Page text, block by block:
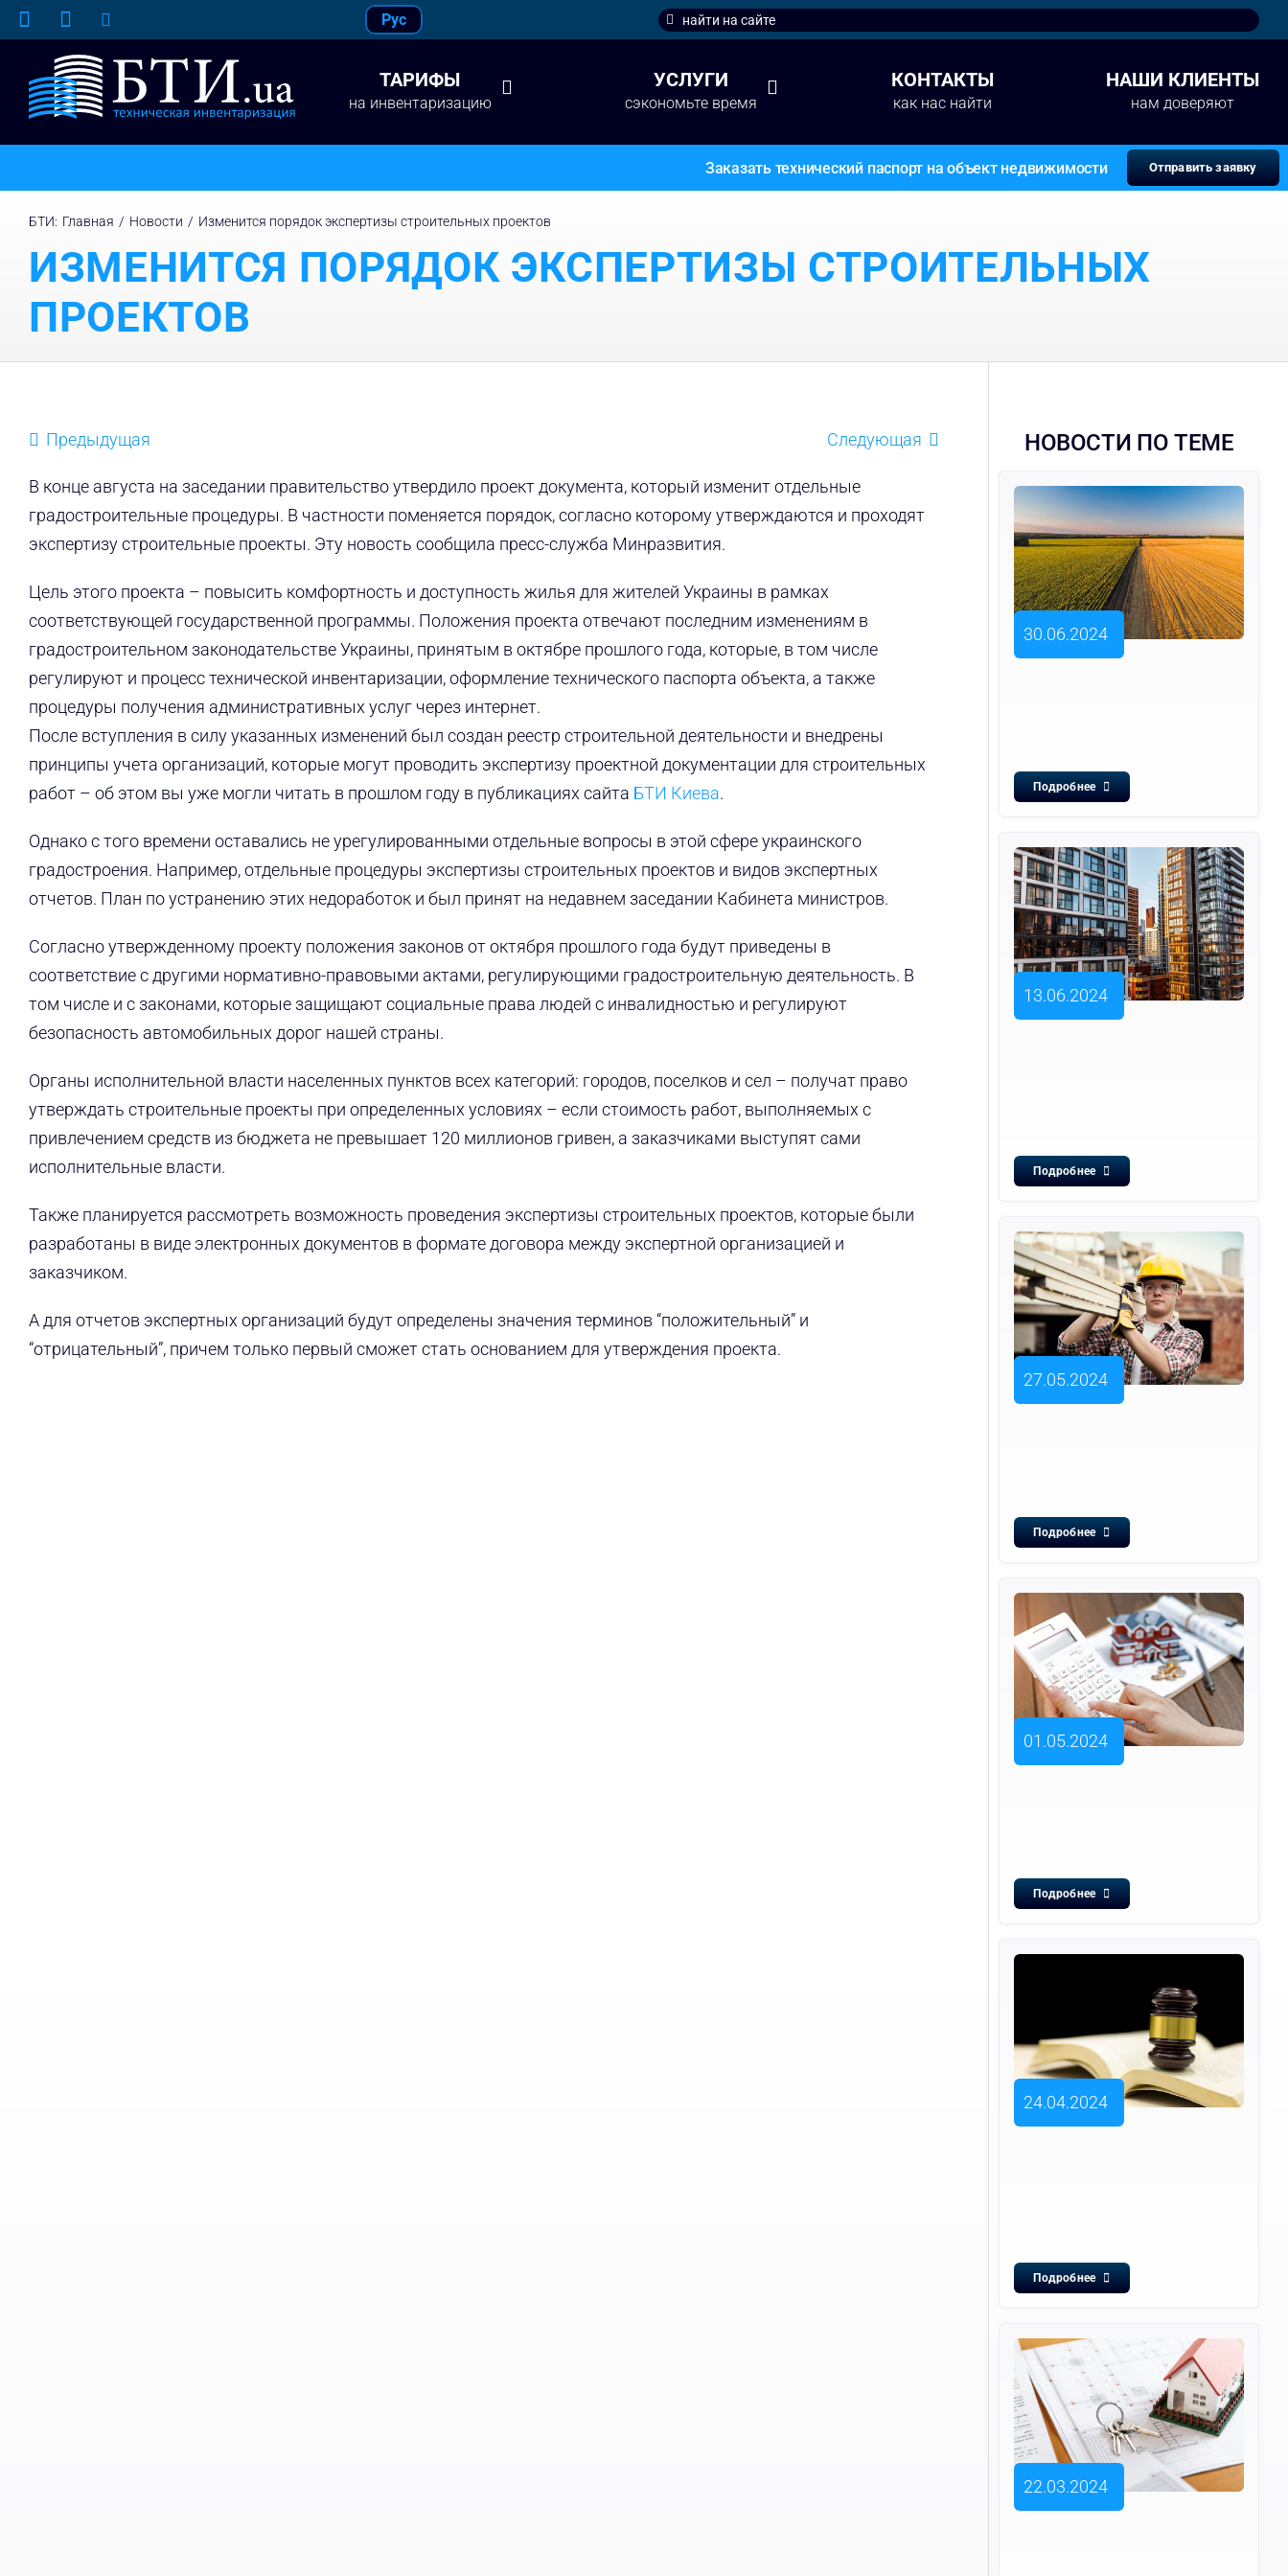
Skip
to
content
Рус
Search
ТАРИФЫ
на инвентаризацию
УСЛУГИ
сэкономьте время
КОНТАКТЫ
как нас найти
НАШИ КЛИЕНТЫ
нам доверяют
Заказать технический паспорт на объект недвижимости Отправить заявку
БТИ: Главная / Новости / Изменится порядок экспертизы строительных проектов
ИЗМЕНИТСЯ ПОРЯДОК ЭКСПЕРТИЗЫ СТРОИТЕЛЬНЫХ
ПРОЕКТОВ
Предыдущая Следующая
В конце августа на заседании правительство утвердило проект документа, который изменит отдельные
градостроительные процедуры. В частности поменяется порядок, согласно которому утверждаются и проходят
экспертизу строительные проекты. Эту новость сообщила пресс-служба Минразвития.
Цель этого проекта – повысить комфортность и доступность жилья для жителей Украины в рамках
соответствующей государственной программы. Положения проекта отвечают последним изменениям в
градостроительном законодательстве Украины, принятым в октябре прошлого года, которые, в том числе
регулируют и процесс технической инвентаризации, оформление технического паспорта объекта, а также
процедуры получения административных услуг через интернет.
После вступления в силу указанных изменений был создан реестр строительной деятельности и внедрены
принципы учета организаций, которые могут проводить экспертизу проектной документации для строительных
работ – об этом вы уже могли читать в прошлом году в публикациях сайта БТИ Киева.
Однако с того времени оставались не урегулированными отдельные вопросы в этой сфере украинского
градостроения. Например, отдельные процедуры экспертизы строительных проектов и видов экспертных
отчетов. План по устранению этих недоработок и был принят на недавнем заседании Кабинета министров.
Согласно утвержденному проекту положения законов от октября прошлого года будут приведены в
соответствие с другими нормативно-правовыми актами, регулирующими градостроительную деятельность. В
том числе и с законами, которые защищают социальные права людей с инвалидностью и регулируют
безопасность автомобильных дорог нашей страны.
Органы исполнительной власти населенных пунктов всех категорий: городов, поселков и сел – получат право
утверждать строительные проекты при определенных условиях – если стоимость работ, выполняемых с
привлечением средств из бюджета не превышает 120 миллионов гривен, а заказчиками выступят сами
исполнительные власти.
Также планируется рассмотреть возможность проведения экспертизы строительных проектов, которые были
разработаны в виде электронных документов в формате договора между экспертной организацией и
заказчиком.
А для отчетов экспертных организаций будут определены значения терминов “положительный” и
“отрицательный”, причем только первый сможет стать основанием для утверждения проекта.
НОВОСТИ ПО ТЕМЕ
30.06.2024
Подробнее
13.06.2024
Подробнее
27.05.2024
Подробнее
01.05.2024
Подробнее
24.04.2024
Подробнее
22.03.2024